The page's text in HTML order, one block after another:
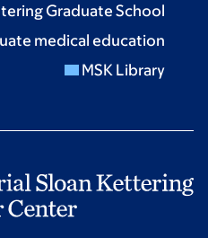
Graduate School
medical education
MSK Library